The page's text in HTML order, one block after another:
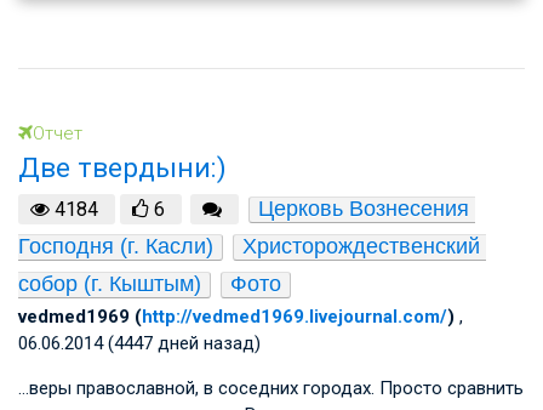
Отчет
Две твердыни:)
4184 6
Церковь Вознесения
Господня (г. Касли)
Христорождественский
собор (г. Кыштым)
Фото
vedmed1969 (http://vedmed1969.livejournal.com/) ,
06.06.2014 (4447 дней назад)
…веры православной, в соседних городах. Просто сравнить